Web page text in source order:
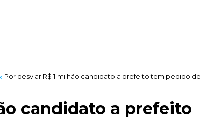
Por desviar R$ 1 milhão candidato a prefeito tem pedido de
candidato a prefeito